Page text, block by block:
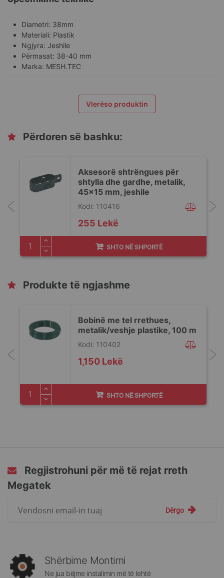
Diametri: 38mm
Materiali: Plastik
Ngjyra: Jeshile
Përmasat: 38-40 mm
Marka: MESH.TEC
Vlerëso produktin
Përdoren së bashku:
Aksesorë shtrëngues për
shtylla dhe gardhe, metalik,
45x15 mm, jeshile
255 Lekë
Kodi: 110416
SHTO NË SHPORTË
Produkte të ngjashme
Bobinë me tel rrethues,
metalik/veshje plastike, 100 m
1,150 Lekë
Kodi: 110402
SHTO NË SHPORTË
Regjistrohuni për më të rejat rreth
Megatek
rreth
Megatek:
Dërgo
Shërbime Montimi
Ne jua bëjme instalimin më të lehtë